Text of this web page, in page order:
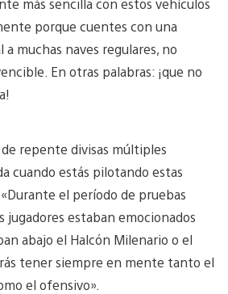
porque cuentes con una
muchas naves regulares, no
En otras palabras: ¡que no
repente divisas múltiples
cuando estás pilotando estas
el período de pruebas
jugadores estaban emocionados
abajo el Halcón Milenario o el
tener siempre en mente tanto el
el ofensivo».